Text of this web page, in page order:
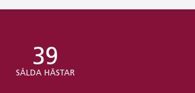
39
SÅLDA HÄSTAR